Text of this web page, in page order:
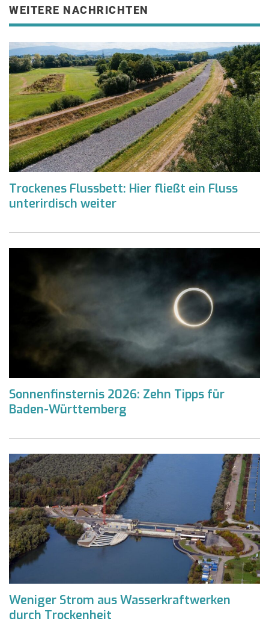
WEITERE NACHRICHTEN
Trockenes Flussbett: Hier fließt ein Fluss
unterirdisch weiter
Sonnenfinsternis 2026: Zehn Tipps für
Baden-Württemberg
Weniger Strom aus Wasserkraftwerken
durch Trockenheit